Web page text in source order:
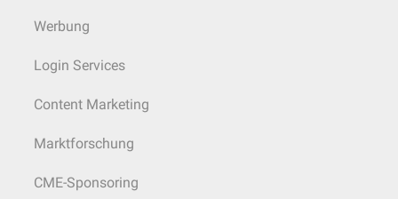
Werbung
Login Services
Content Marketing
Marktforschung
CME-Sponsoring